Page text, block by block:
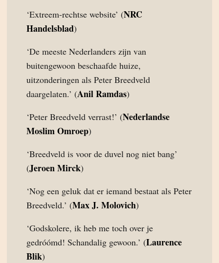
‘Extreem-rechtse website’ (NRC
Handelsblad)
‘De meeste Nederlanders zijn van
buitengewoon beschaafde huize,
uitzonderingen als Peter Breedveld
daargelaten.’ (Anil Ramdas)
‘Peter Breedveld verrast!’ (Nederlandse
Moslim Omroep)
‘Breedveld is voor de duvel nog niet bang’
(Jeroen Mirck)
‘Nog een geluk dat er iemand bestaat als Peter
Breedveld.’ (Max J. Molovich)
‘Godskolere, ik heb me toch over je
gedróómd! Schandalig gewoon.’ (Laurence
Blik)